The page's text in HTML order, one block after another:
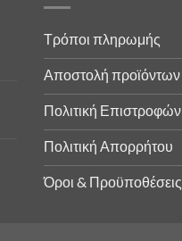
Τρόποι πληρωμής
Αποστολή προϊόντων
Πολιτική Επιστροφών
Πολιτική Απορρήτου
Όροι & Προϋποθέσεις